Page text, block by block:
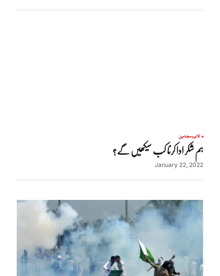
کالم و مضامین
ہم شکر ادا کرنا کب سیکھیں گے؟
January 22, 2022